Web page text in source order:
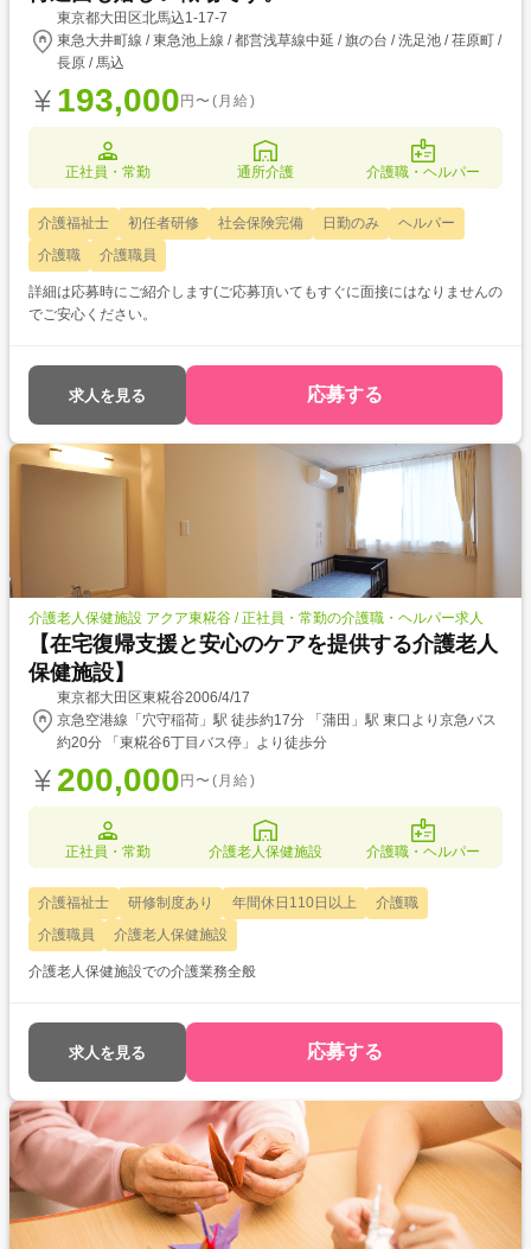
東京都大田区北馬込1-17-7
東急大井町線 / 東急池上線 / 都営浅草線中延 / 旗の台 / 洗足池 / 荏原町 /
長原 / 馬込
193,000 円〜(月給)
正社員・常勤 通所介護 介護職・ヘルパー
介護福祉士 初任者研修 社会保険完備 日勤のみ
ヘルパー
介護職
介護職員
詳細は応募時にご紹介します(ご応募頂いてもすぐに面接にはなりませんの
でご安心ください。
求人を見る 応募する
介護老人保健施設 アクア東糀谷 / 正社員・常勤の介護職・ヘルパー求人
【在宅復帰支援と安心のケアを提供する介護老人
保健施設】
東京都大田区東糀谷2006/4/17
京急空港線「穴守稲荷」駅 徒歩約17分 「蒲田」駅 東口より京急バス
約20分 「東糀谷6丁目バス停」より徒歩分
200,000 円〜(月給)
正社員・常勤 介護老人保健施設 介護職・ヘルパー
介護福祉士 研修制度あり 年間休日110日以上
介護職
介護職員
介護老人保健施設
介護老人保健施設での介護業務全般
求人を見る 応募する